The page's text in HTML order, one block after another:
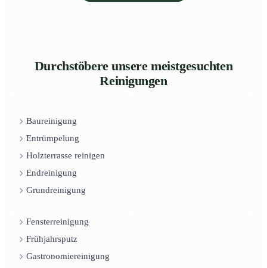
Durchstöbere unsere meistgesuchten
Reinigungen
Baureinigung
Entrümpelung
Holzterrasse reinigen
Endreinigung
Grundreinigung
Fensterreinigung
Frühjahrsputz
Gastronomiereinigung